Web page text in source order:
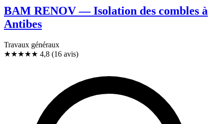
BAM RENOV — Isolation des combles à
Antibes
Travaux généraux
★★★★★ 4,8 (16 avis)